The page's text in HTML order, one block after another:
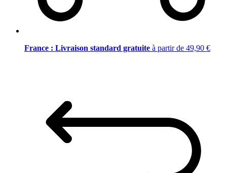
France : Livraison standard gratuite à partir de 49,90 €